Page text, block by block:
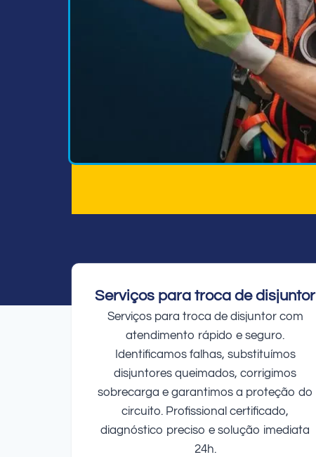
Serviços para troca de disjuntor
Serviços para troca de disjuntor com
atendimento rápido e seguro.
Identificamos falhas, substituímos
disjuntores queimados, corrigimos
sobrecarga e garantimos a proteção do
circuito. Profissional certificado,
diagnóstico preciso e solução imediata
24h.